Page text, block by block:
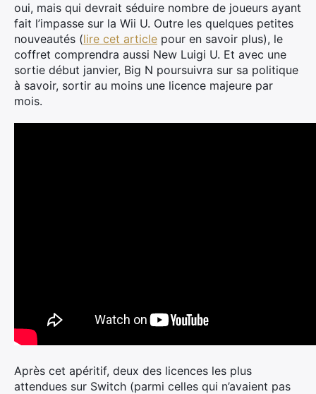
oui, mais qui devrait séduire nombre de joueurs ayant
fait l’impasse sur la Wii U. Outre les quelques petites
nouveautés (lire cet article pour en savoir plus), le
coffret comprendra aussi New Luigi U. Et avec une
sortie début janvier, Big N poursuivra sur sa politique
à savoir, sortir au moins une licence majeure par
mois.
Après cet apéritif, deux des licences les plus
attendues sur Switch (parmi celles qui n’avaient pas